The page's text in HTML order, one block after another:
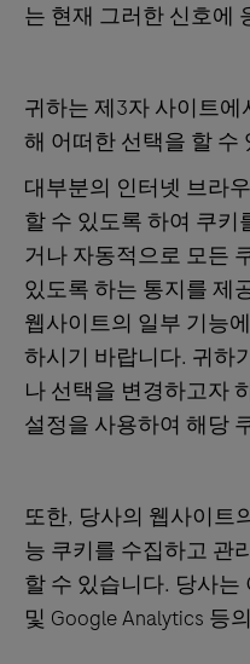
는 현재 그러한 신호에
귀하는 제3자 사이트
해 어떠한 선택을 할 수
대부분의 인터넷 브라
할 수 있도록 하여 쿠
거나 자동적으로 모든
있도록 하는 통지를 제
웹사이트의 일부 기능
하시기 바랍니다. 귀하
나 선택을 변경하고자
설정을 사용하여 해당
또한, 당사의 웹사이트
능 쿠키를 수집하고 관
할 수 있습니다. 당사는
및 Google Analytics 등